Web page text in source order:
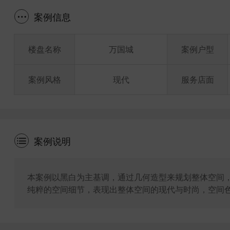
案例信息
楼盘名称
案例风格
万国城
现代
案例户型
服务店面
案例说明
本案例以黑白为主基调，通过几何造型来规划整体空
纯粹的空间细节，表现出整体空间的现代与时尚，空间